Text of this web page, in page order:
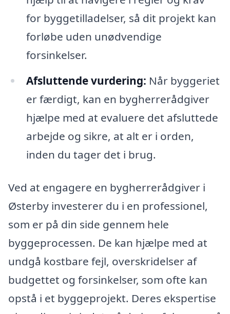
for byggetilladelser, så dit projekt kan
forløbe uden unødvendige
forsinkelser.
Afsluttende vurdering: Når byggeriet
er færdigt, kan en bygherrerådgiver
hjælpe med at evaluere det afsluttede
arbejde og sikre, at alt er i orden,
inden du tager det i brug.
Ved at engagere en bygherrerådgiver i
Østerby investerer du i en professionel,
som er på din side gennem hele
byggeprocessen. De kan hjælpe med at
undgå kostbare fejl, overskridelser af
budgettet og forsinkelser, som ofte kan
opstå i et byggeprojekt. Deres ekspertise